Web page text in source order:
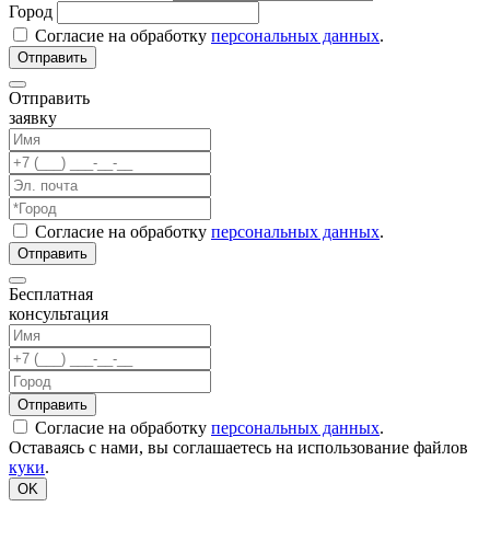
Город
Согласие на обработку персональных данных.
Отправить
заявку
Согласие на обработку персональных данных.
Бесплатная
консультация
Согласие на обработку персональных данных.
Оставаясь с нами, вы соглашаетесь на использование файлов
куки.
OK